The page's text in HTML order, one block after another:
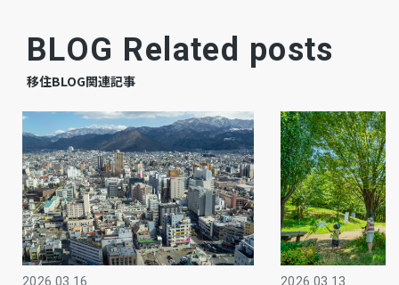
下水道 公共
都市計画 市街化区域
用途地域 1種低層
設備・条件
側溝、システムキッチン、食器洗浄乾燥機、追
い焚き、ウォークインクローゼット、1BOX駐
車可、トイレ２箇所、住友林業施工、駅近、カ
BLOG Related posts
移住BLOG関連記事
2026.03.16 2026.03.13